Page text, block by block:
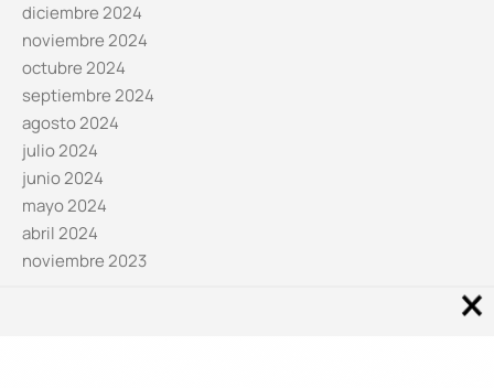
diciembre 2024
noviembre 2024
octubre 2024
septiembre 2024
agosto 2024
julio 2024
junio 2024
mayo 2024
abril 2024
noviembre 2023